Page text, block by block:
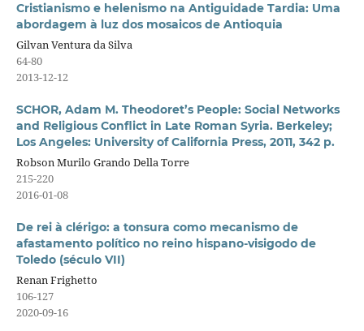
Cristianismo e helenismo na Antiguidade Tardia: Uma
abordagem à luz dos mosaicos de Antioquia
Gilvan Ventura da Silva
64-80
2013-12-12
SCHOR, Adam M. Theodoret’s People: Social Networks
and Religious Conflict in Late Roman Syria. Berkeley;
Los Angeles: University of California Press, 2011, 342 p.
Robson Murilo Grando Della Torre
215-220
2016-01-08
De rei à clérigo: a tonsura como mecanismo de
afastamento político no reino hispano-visigodo de
Toledo (século VII)
Renan Frighetto
106-127
2020-09-16